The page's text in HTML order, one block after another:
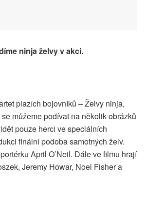
ninja želvy v akci.
plazích bojovníků – Želvy ninja,
můžeme podívat na několik obrázků
pouze herci ve speciálních
finální podoba samotných želv.
April O’Neil. Dále ve filmu hrají
Jeremy Howar, Noel Fisher a